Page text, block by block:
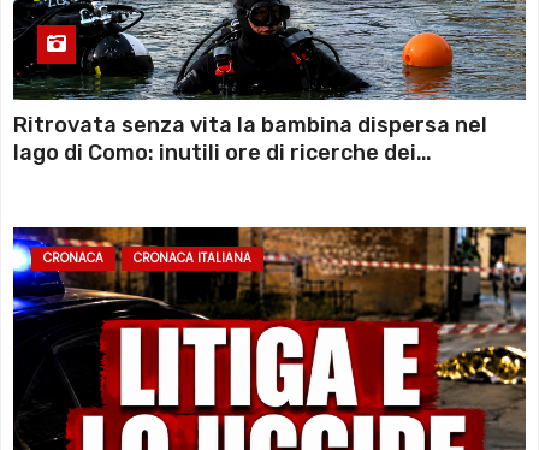
Ritrovata senza vita la bambina dispersa nel
lago di Como: inutili ore di ricerche dei
CRONACA CRONACA ITALIANA